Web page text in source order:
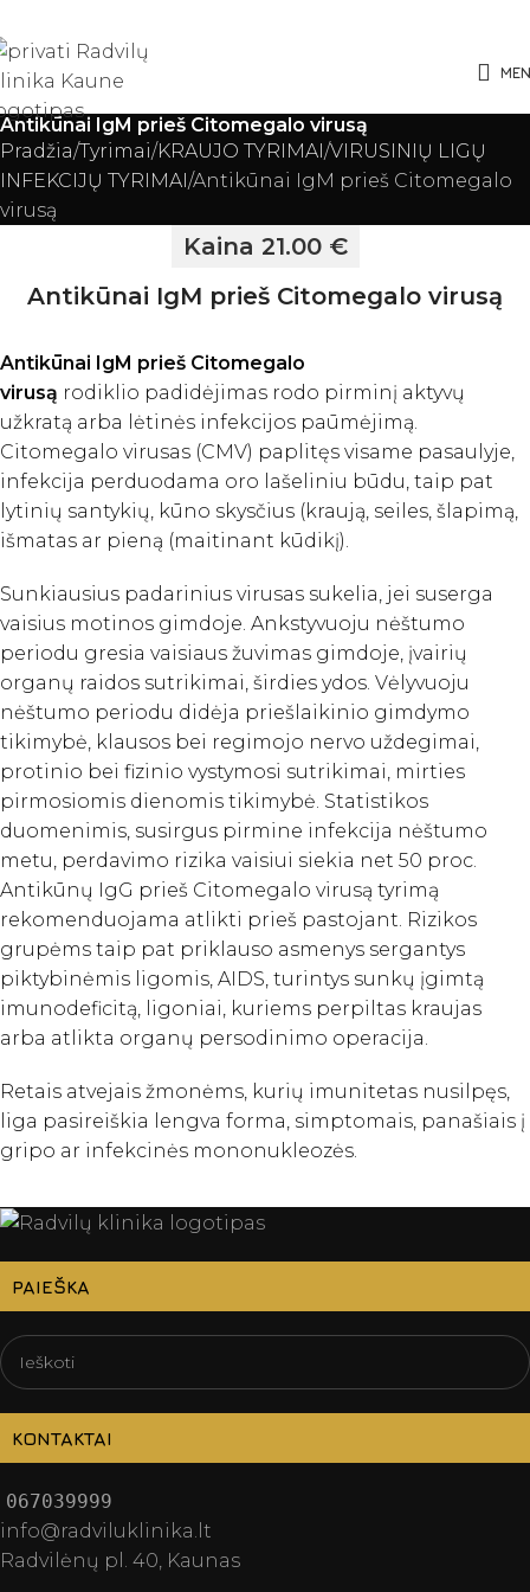
Antikūnai IgM prieš Citomegalo virusą
Pradžia Tyrimai KRAUJO TYRIMAI VIRUSINIŲ LIGŲ
INFEKCIJŲ TYRIMAI Antikūnai IgM prieš Citomegalo
virusą
Kaina 21.00 €
Antikūnai IgM prieš Citomegalo virusą
Antikūnai IgM prieš Citomegalo
virusą rodiklio padidėjimas rodo pirminį aktyvų
užkratą arba lėtinės infekcijos paūmėjimą.
Citomegalo virusas (CMV) paplitęs visame pasaulyje,
infekcija perduodama oro lašeliniu būdu, taip pat
lytinių santykių, kūno skysčius (kraują, seiles, šlapimą,
išmatas ar pieną (maitinant kūdikį).
Sunkiausius padarinius virusas sukelia, jei suserga
vaisius motinos gimdoje. Ankstyvuoju nėštumo
periodu gresia vaisiaus žuvimas gimdoje, įvairių
organų raidos sutrikimai, širdies ydos. Vėlyvuoju
nėštumo periodu didėja priešlaikinio gimdymo
tikimybė, klausos bei regimojo nervo uždegimai,
protinio bei fizinio vystymosi sutrikimai, mirties
pirmosiomis dienomis tikimybė. Statistikos
duomenimis, susirgus pirmine infekcija nėštumo
metu, perdavimo rizika vaisiui siekia net 50 proc.
Antikūnų IgG prieš Citomegalo virusą tyrimą
rekomenduojama atlikti prieš pastojant. Rizikos
grupėms taip pat priklauso asmenys sergantys
piktybinėmis ligomis, AIDS, turintys sunkų įgimtą
imunodeficitą, ligoniai, kuriems perpiltas kraujas
arba atlikta organų persodinimo operacija.
Retais atvejais žmonėms, kurių imunitetas nusilpęs,
liga pasireiškia lengva forma, simptomais, panašiais į
gripo ar infekcinės mononukleozės.
PAIEŠKA
KONTAKTAI
067039999
info@radviluklinika.lt
Radvilėnų pl. 40, Kaunas